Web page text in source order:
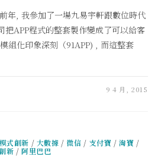
年, 我參加了一場九易宇軒跟數位時代
把APP程式的整套製作變成了可以給客
組化印象深刻（91APP) , 而這整套
9 4 月, 2015
式創新 / 大數據 / 微信 / 支付寶 /淘寶 /
新 /阿里巴巴